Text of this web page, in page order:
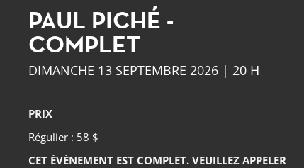
Le Domaine Forget
PAUL PICHÉ -
COMPLET
DIMANCHE 13 SEPTEMBRE 2026 | 20 H
PRIX
Régulier : 58 $
CET ÉVÉNEMENT EST COMPLET. VEUILLEZ APPELER